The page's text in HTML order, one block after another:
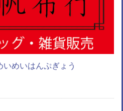
めいはんぷぎょう